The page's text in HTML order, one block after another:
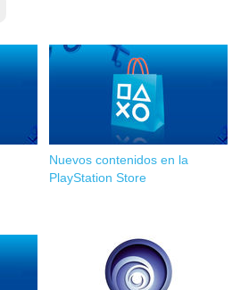
Nuevos contenidos en la
PlayStation Store